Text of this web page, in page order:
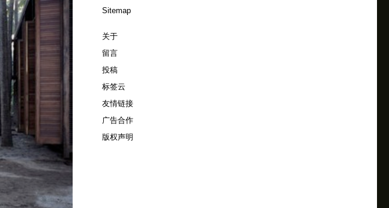
Sitemap
关于
留言
投稿
标签云
友情链接
广告合作
版权声明